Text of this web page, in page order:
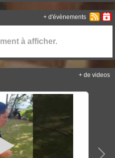
à afficher.
+ d'évènements
+ de videos